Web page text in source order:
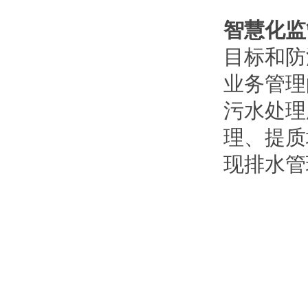
智慧化
目标和
业务管
污水处
理、提
现排水